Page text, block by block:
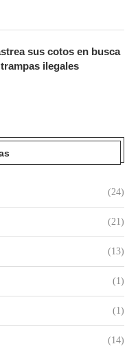
sus cotos en busca
ilegales
(24)
(21)
(13)
(1)
(1)
(14)